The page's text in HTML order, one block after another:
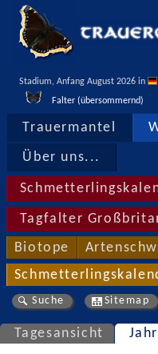
Stadium, Anfang August 2026 in
Falter (übersommernd)
Trauermantel
Über uns...
Tagfalter
Biotope
Suche Sitemap
Tagesansicht